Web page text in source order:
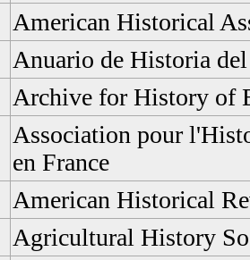
American Historical
Anuario de Historia
Archive for History of
Association pour
en France
American Historical
Agricultural History